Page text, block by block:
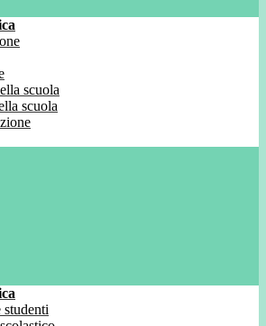
scuola
scuola
studenti